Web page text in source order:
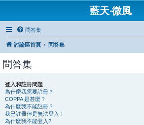
藍天‧微風
問答集
討論區首頁 問答集
問答集
登入和註冊問題
為什麼我需要註冊？
COPPA 是甚麼？
為什麼我不能註冊？
我已註冊但是無法登入！
為什麼我不能登入?